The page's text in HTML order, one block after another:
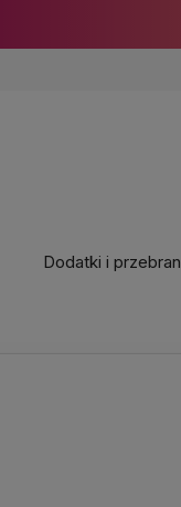
Dodatki i